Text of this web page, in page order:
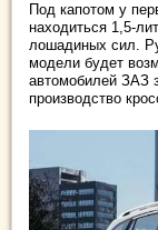
Под капотом у
находиться 1,5-
лошадиных сил.
модели будет
автомобилей ЗАЗ
производство